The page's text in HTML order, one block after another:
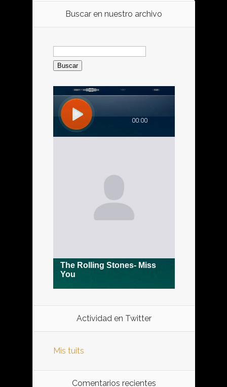
Buscar en nuestro archivo
Buscar:
Actividad en Twitter
Mis tuits
Comentarios recientes